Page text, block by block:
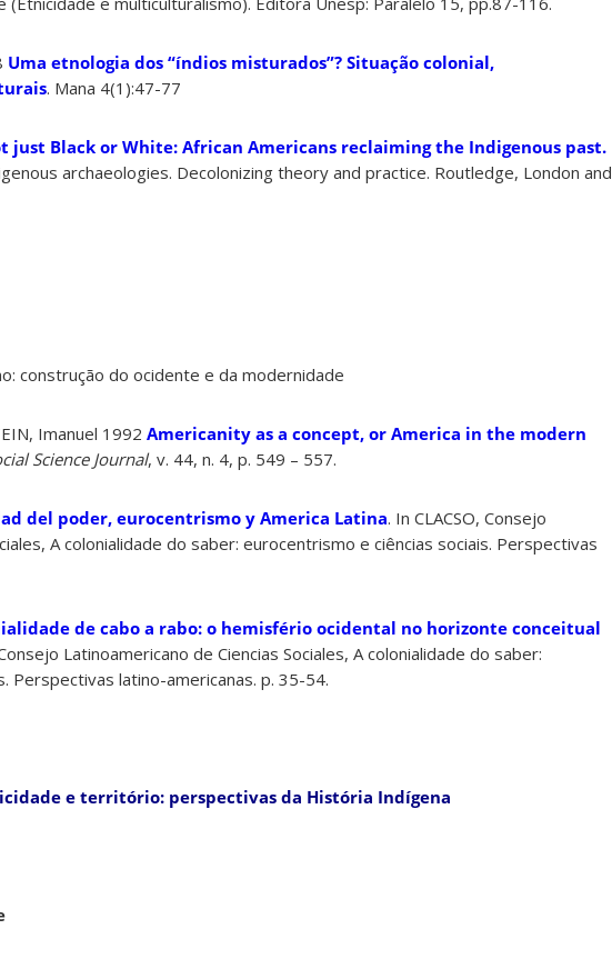
Uma etnologia dos “índios misturados”? Situação colonial,
. Mana 4(1):47-77
just Black or White: African Americans reclaiming the Indigenous past.
archaeologies. Decolonizing theory and practice. Routledge, London and
construção do ocidente e da modernidade
Imanuel 1992 Americanity as a concept, or America in the modern
Science Journal, v. 44, n. 4, p. 549 – 557.
del poder, eurocentrismo y America Latina. In CLACSO, Consejo
A colonialidade do saber: eurocentrismo e ciências sociais. Perspectivas
de cabo a rabo: o hemisfério ocidental no horizonte conceitual
Latinoamericano de Ciencias Sociales, A colonialidade do saber:
Perspectivas latino-americanas. p. 35-54.
e território: perspectivas da História Indígena